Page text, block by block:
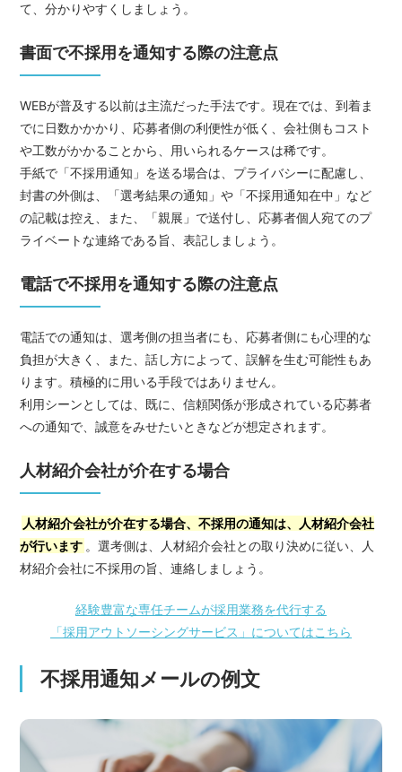
て、分かりやすくしましょう。
書面で不採用を通知する際の注意点
WEBが普及する以前は主流だった手法です。現在では、到着ま
でに日数かかかり、応募者側の利便性が低く、会社側もコスト
や工数がかかることから、用いられるケースは稀です。
手紙で「不採用通知」を送る場合は、プライバシーに配慮し、
封書の外側は、「選考結果の通知」や「不採用通知在中」など
の記載は控え、また、「親展」で送付し、応募者個人宛てのプ
ライベートな連絡である旨、表記しましょう。
電話で不採用を通知する際の注意点
電話での通知は、選考側の担当者にも、応募者側にも心理的な
負担が大きく、また、話し方によって、誤解を生む可能性もあ
ります。積極的に用いる手段ではありません。
利用シーンとしては、既に、信頼関係が形成されている応募者
への通知で、誠意をみせたいときなどが想定されます。
人材紹介会社が介在する場合
人材紹介会社が介在する場合、不採用の通知は、人材紹介会社
が行います 。選考側は、人材紹介会社との取り決めに従い、人
材紹介会社に不採用の旨、連絡しましょう。
経験豊富な専任チームが採用業務を代行する
「採用アウトソーシングサービス」についてはこちら
不採用通知メールの例文